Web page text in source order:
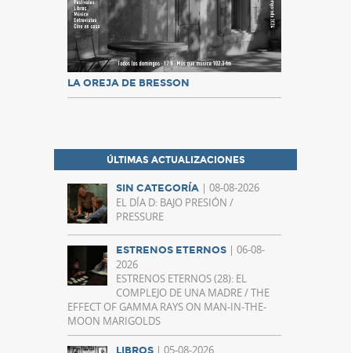
LA OREJA DE BRESSON
ÚLTIMAS ACTUALIZACIONES
SIN CATEGORÍA | 08-08-2026
EL DÍA D: BAJO PRESIÓN /
PRESSURE
ESTRENOS ETERNOS | 06-08-
2026
ESTRENOS ETERNOS (28): EL
COMPLEJO DE UNA MADRE / THE
EFFECT OF GAMMA RAYS ON MAN-IN-THE-
MOON MARIGOLDS
| 05-08-2026